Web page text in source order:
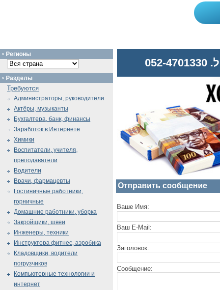
Отправить сообщение
Ваше Имя:
Ваш E-Mail:
Заголовок:
Сообщение:
Регионы
Разделы
Требуются
Администраторы, руководители
Актёры, музыканты
Бухгалтера, банк, финансы
Заработок в Интернете
Химики
Воспитатели, учителя,
преподаватели
Водители
Врачи, фармацевты
Гостиничные работники,
горничные
Домашние работники, уборка
Закройщики, швеи
Инженеры, техники
Инструктора фитнес, аэробика
Кладовщики, водители
погрузчиков
Компьютерные технологии и
интернет